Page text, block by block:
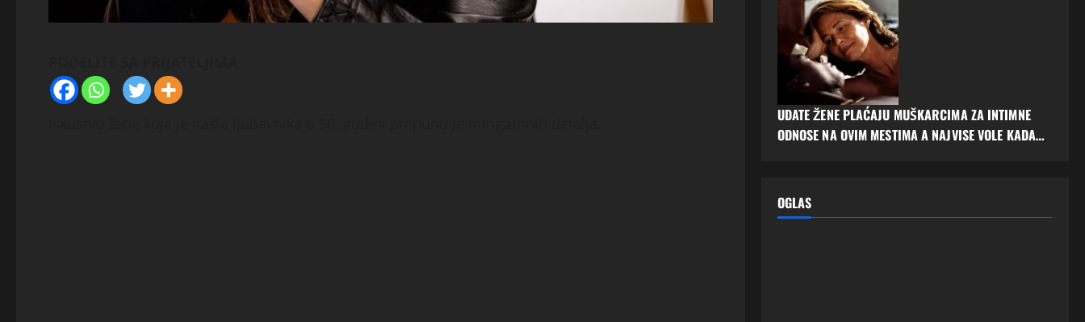
UDATE ŽENE PLAĆAJU MUŠKARCIMA ZA INTIMNE
ODNOSE NA OVIM MESTIMA A NAJVISE VOLE KADA…
OGLAS